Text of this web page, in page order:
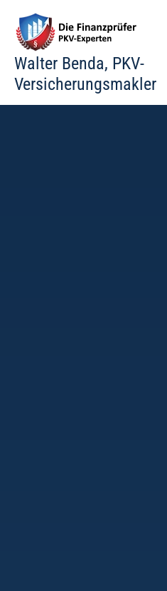
Inhalt
springen
Walter Benda, PKV-
Versicherungsmakler